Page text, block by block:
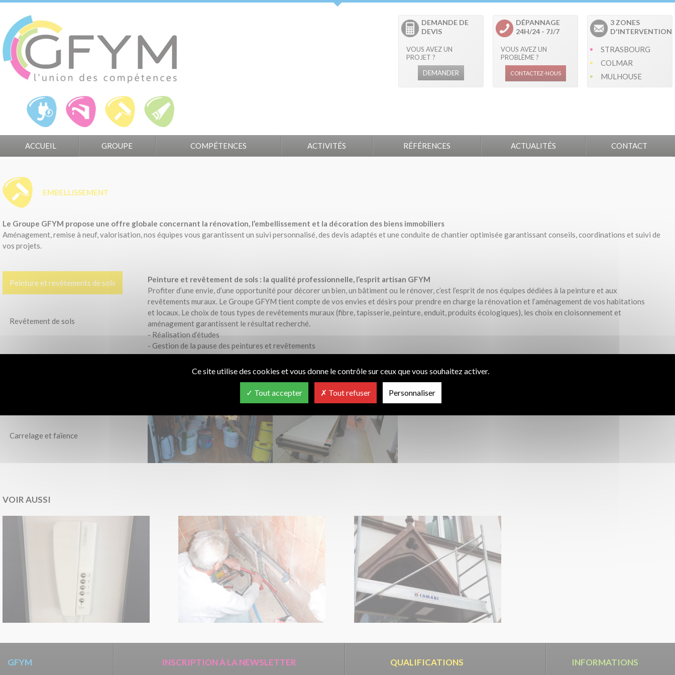
3 ZONES
D'INTERVENTION
STRASBOURG
COLMAR
MULHOUSE
DÉPANNAGE
24H/24 - 7J/7
VOUS AVEZ UN
PROBLÈME ?
CONTACTEZ-NOUS
DEMANDE DE
DEVIS
VOUS AVEZ UN
PROJET ?
DEMANDER
ACCUEIL GROUPE COMPÉTENCES ACTIVITÉS RÉFÉRENCES ACTUALITÉS CONTACT
EMBELLISSEMENT
Le Groupe GFYM propose une offre globale concernant la rénovation, l’embellissement et la décoration des biens immobiliers
Aménagement, remise à neuf, valorisation, nos équipes vous garantissent un suivi personnalisé, des devis adaptés et une conduite de chantier optimisée garantissant conseils, coordinations et suivi de
vos projets.
Peinture et revêtements de sols
Revêtement de sols
Carrelage et faïence
Peinture et revêtement de sols : la qualité professionnelle, l’esprit artisan GFYM
Profiter d’une envie, d’une opportunité pour décorer un bien, un bâtiment ou le rénover, c’est l’esprit de nos équipes dédiées à la peinture et aux
revêtements muraux. Le Groupe GFYM tient compte de vos envies et désirs pour prendre en charge la rénovation et l’aménagement de vos habitations
et locaux. Le choix de tous types de revêtements muraux (fibre, tapisserie, peinture, enduit, produits écologiques), les choix en cloisonnement et
aménagement garantissent le résultat recherché.
- Réalisation d’études
- Gestion de la pause des peintures et revêtements
- Décoration et agencement
VOIR AUSSI
GFYM INSCRIPTION À LA NEWSLETTER QUALIFICATIONS INFORMATIONS
Panneau de gestion des cookies
Ce site utilise des cookies et vous donne le contrôle sur ceux que vous souhaitez activer.
Tout accepter Tout refuser Personnaliser